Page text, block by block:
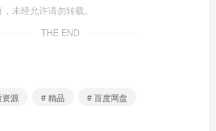
未经允许请勿转载。
THE END
资源 # 精品 # 百度网盘